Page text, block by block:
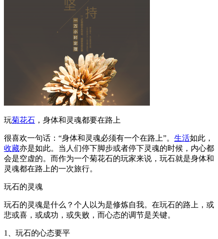
玩菊花石 ，身体和灵魂都要在路上
很喜欢一句话：“身体和灵魂必须有一个在路上”。 生活如此，
收藏亦是如此。当人们停下脚步或者停下灵魂的时候，内心都
会是空虚的。而作为一个菊花石的玩家来说，玩石就是身体和
灵魂都在路上的一次旅行。
玩石的灵魂
玩石的灵魂是什么？个人以为是修炼自我。在玩石的路上，或
悲或喜，或成功，或失败，而心态的调节是关键。
1、玩石的心态要平